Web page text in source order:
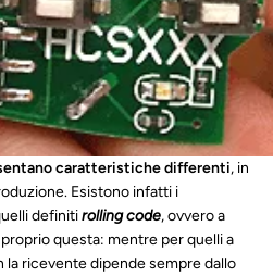
caratteristiche differenti, in
Esistono infatti i
definitirolling code, ovvero a
questa: mentre per quelli a
ricevente dipende sempre dallo